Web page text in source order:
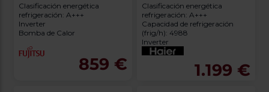
Clasificación energética
refrigeración: A+++
Inverter
Bomba de Calor
859 €
25+35 / 50 BLANCO MATE
Clasificación energética
refrigeración: A+++
Capacidad de refrigeración
(frig/h): 4988
Inverter
1.199 €